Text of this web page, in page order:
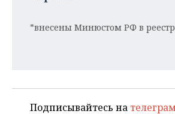
*внесены Минюстом РФ в реестр
Подписывайтесь на